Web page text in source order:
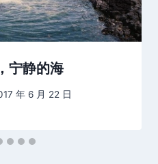
宁静的海
年 6 月 22 日